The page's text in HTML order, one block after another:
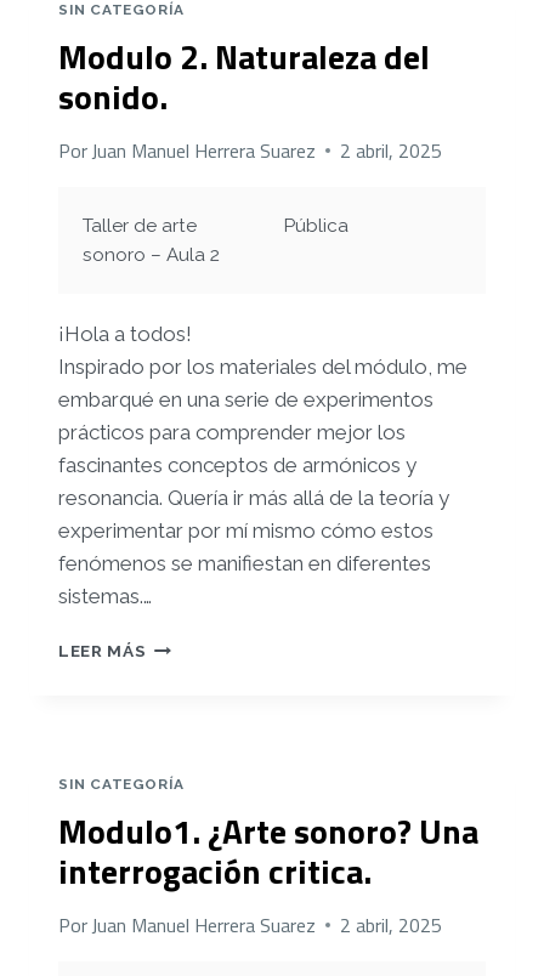
SIN CATEGORÍA
Modulo 2. Naturaleza del
sonido.
PorJuan Manuel Herrera Suarez 2 abril, 2025
Taller de arte
sonoro – Aula 2
Pública
¡Hola a todos!
Inspirado por los materiales del módulo, me
embarqué en una serie de experimentos
prácticos para comprender mejor los
fascinantes conceptos de armónicos y
resonancia. Quería ir más allá de la teoría y
experimentar por mí mismo cómo estos
fenómenos se manifiestan en diferentes
sistemas.…
LEER MÁS MODULO
SIN CATEGORÍA
Modulo1. ¿Arte sonoro? Una
interrogación critica.
PorJuan Manuel Herrera Suarez 2 abril, 2025